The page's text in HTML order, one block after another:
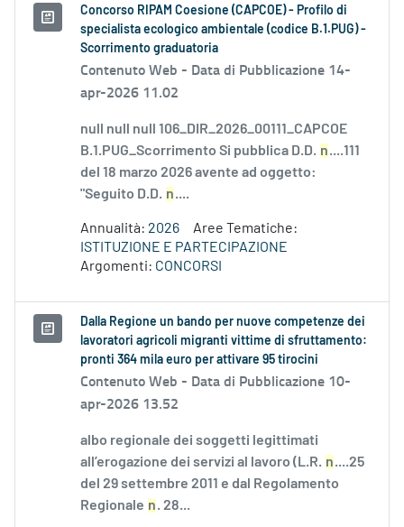
Concorso RIPAM Coesione (CAPCOE) - Profilo di
specialista ecologico ambientale (codice B.1.PUG) -
Scorrimento graduatoria
Contenuto Web - Data di Pubblicazione 14-
apr-2026 11.02
null null null 106_DIR_2026_00111_CAPCOE
B.1.PUG_Scorrimento Si pubblica D.D. n....111
del 18 marzo 2026 avente ad oggetto:
"Seguito D.D. n....
Annualità: 2026
Aree Tematiche:
ISTITUZIONE E PARTECIPAZIONE
Argomenti: CONCORSI
Dalla Regione un bando per nuove competenze dei
lavoratori agricoli migranti vittime di sfruttamento:
pronti 364 mila euro per attivare 95 tirocini
Contenuto Web - Data di Pubblicazione 10-
apr-2026 13.52
albo regionale dei soggetti legittimati
all’erogazione dei servizi al lavoro (L.R. n....25
del 29 settembre 2011 e dal Regolamento
Regionale n. 28...